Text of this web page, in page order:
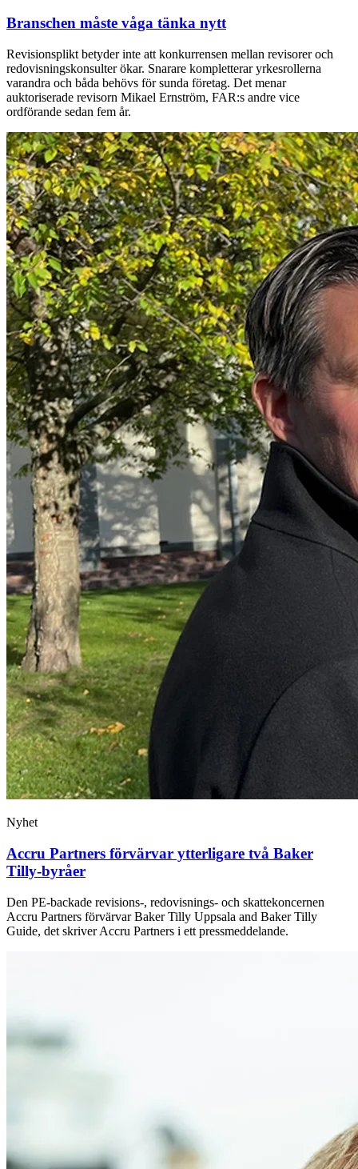
Branschen måste våga tänka nytt
Revisionsplikt betyder inte att konkurrensen mellan revisorer och
redovisningskonsulter ökar. Snarare kompletterar yrkesrollerna
varandra och båda behövs för sunda företag. Det menar
auktoriserade revisorn Mikael Ernström, FAR:s andre vice
ordförande sedan fem år.
Nyhet
Accru Partners förvärvar ytterligare två Baker
Tilly-byråer
Den PE-backade revisions-, redovisnings- och skattekoncernen
Accru Partners förvärvar Baker Tilly Uppsala and Baker Tilly
Guide, det skriver Accru Partners i ett pressmeddelande.